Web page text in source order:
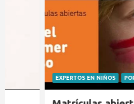
EXPERTOS EN NIÑOS PORTADA